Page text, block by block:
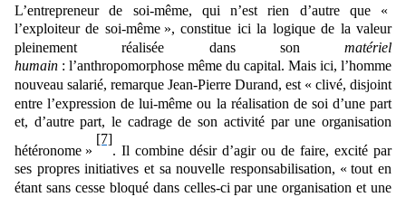
L’entrepreneur de soi-même, qui n’est rien d’autre que «
l’exploiteur de soi-même », constitue ici la logique de la valeur
pleinement réalisée dans son matériel
humain : l’anthropomorphose même du capital. Mais ici, l’homme
nouveau salarié, remarque Jean-Pierre Durand, est « clivé, disjoint
entre l’expression de lui-même ou la réalisation de soi d’une part
et, d’autre part, le cadrage de son activité par une organisation
hétéronome »
[7]
. Il combine désir d’agir ou de faire, excité par
ses propres initiatives et sa nouvelle responsabilisation, « tout en
étant sans cesse bloqué dans celles-ci par une organisation et une